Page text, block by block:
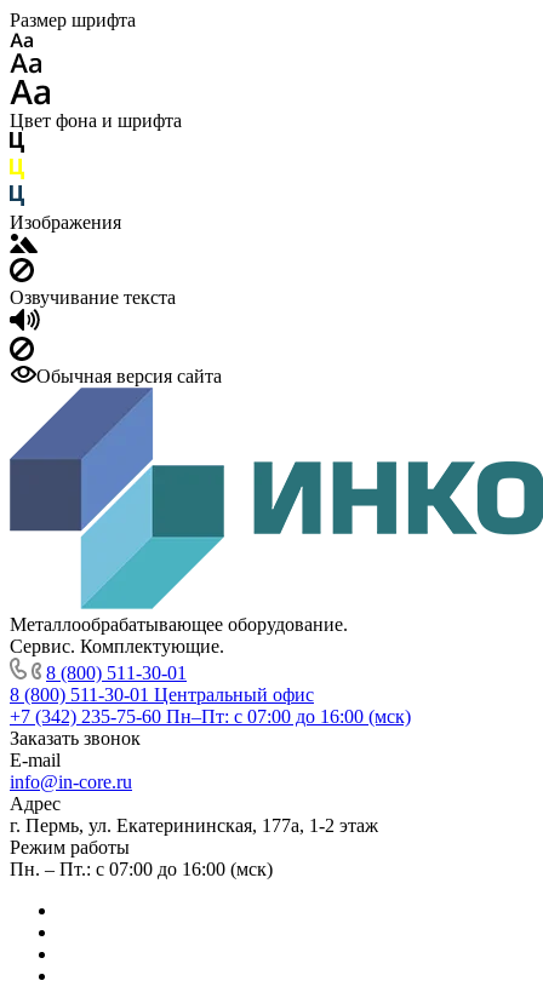
Размер шрифта
Цвет фона и шрифта
Изображения
Озвучивание текста
Обычная версия сайта
Металлообрабатывающее оборудование.
Сервис. Комплектующие.
8 (800) 511-30-01
8 (800) 511-30-01 Центральный офис
+7 (342) 235-75-60 Пн–Пт: с 07:00 до 16:00 (мск)
Заказать звонок
E-mail
info@in-core.ru
Адрес
г. Пермь, ул. ​Екатерининская, 177а, ​1-2 этаж
Режим работы
Пн. – Пт.: с 07:00 до 16:00 (мск)